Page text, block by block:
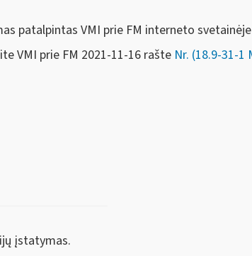
patalpintas VMI prie FM interneto
VMI prie FM 2021-11-16 rašte Nr. (18.9-31-1
įstatymas.